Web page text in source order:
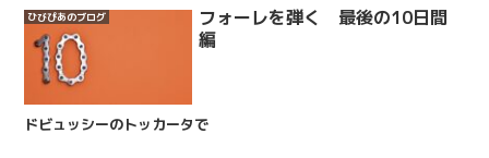
ひびぴあのブログ
フォーレを弾く 最後の10日間
編
ドビュッシーのトッカータで